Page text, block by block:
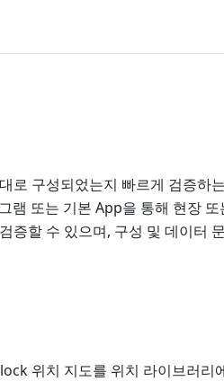
로 구성되었는지 빠르게 검증하
또는 기본 App을 통해 현장 또
증할 수 있으며, 구성 및 데이터
위치 지도를 위치 라이브러리